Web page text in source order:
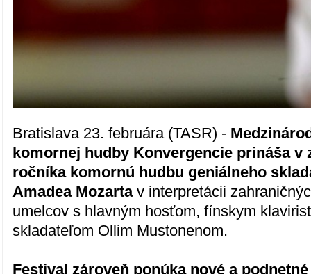
Bratislava 23. februára (TASR) -
komornej hudby Konvergencie prináša v
ročníka komornú hudbu geniálneho
Amadea Mozartav interpretácii
umelcov s hlavným hosťom, fínskym
skladateľom Ollim Mustonenom.
Festival zároveň ponúka nové a